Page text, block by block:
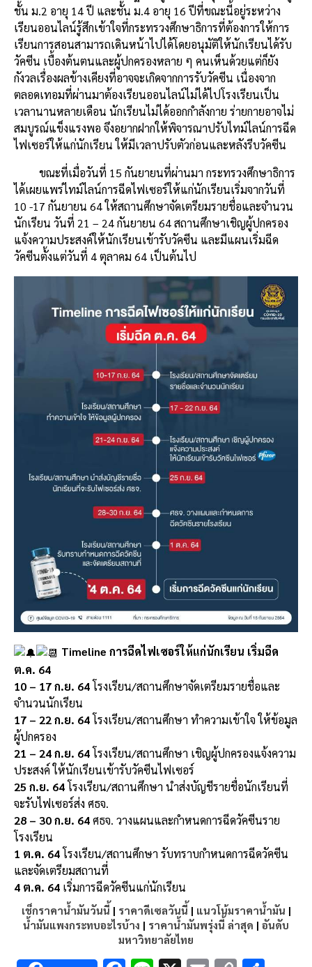
ชั้น ม.2 อายุ 14 ปี และชั้น ม.4 อายุ 16 ปีที่ขณะนี้อยู่ระหว่าง
เรียนออนไลน์รู้สึกเข้าใจที่กระทรวงศึกษาธิการที่ต้องการให้การ
เรียนการสอนสามารถเดินหน้าไปได้โดยอนุมัติให้นักเรียนได้รับ
วัคซีน เบื้องต้นตนและผู้ปกครองหลาย ๆ คนเห็นด้วยแต่ก็ยัง
กังวลเรื่องผลข้างเคียงที่อาจจะเกิดจากการรับวัคซีน เนื่องจาก
ตลอดเทอมที่ผ่านมาต้องเรียนออนไลน์ไม่ได้ไปโรงเรียนเป็น
เวลานานหลายเดือน นักเรียนไม่ได้ออกกำลังกาย ร่ายกายอาจไม่
สมบูรณ์แข็งแรงพอ จึงอยากฝากให้พิจารณาปรับไทม์ไลน์การฉีด
ไฟเซอร์ให้แก่นักเรียน ให้มีเวลาปรับตัวก่อนและหลังรีบวัคซีน
ขณะที่เมื่อวันที่ 15 กันยายนที่ผ่านมา กระทรวงศึกษาธิการ
ได้เผยแพร่ไทม์ไลน์การฉีดไฟเซอร์ให้แก่นักเรียนเริ่มจากวันที่
10 -17 กันยายน 64 ให้สถานศึกษาจัดเตรียมรายชื่อและจำนวน
นักเรียน วันที่ 21 – 24 กันยายน 64 สถานศึกษาเชิญผู้ปกครอง
แจ้งความประสงค์ให้นักเรียนเข้ารับวัคซีน และมีแผนเริ่มฉีด
วัคซีนตั้งแต่วันที่ 4 ตุลาคม 64 เป็นต้นไป
Timeline การฉีดไฟเซอร์ให้แก่นักเรียน เริ่มฉีด
ต.ค. 64
10 – 17 ก.ย. 64โรงเรียน/สถานศึกษาจัดเตรียมรายชื่อและ
จำนวนนักเรียน
17 – 22 ก.ย. 64โรงเรียน/สถานศึกษา ทำความเข้าใจ ให้ข้อมูล
ผู้ปกครอง
21 – 24 ก.ย. 64โรงเรียน/สถานศึกษา เชิญผู้ปกครองแจ้งความ
ประสงค์ ให้นักเรียนเข้ารับวัคซีนไฟเซอร์
25 ก.ย. 64โรงเรียน/สถานศึกษา นำส่งบัญชีรายชื่อนักเรียนที่
จะรับไฟเซอร์ส่ง ศธจ.
28 – 30 ก.ย. 64ศธจ. วางแผนและกำหนดการฉีดวัคซีนราย
โรงเรียน
1 ต.ค. 64โรงเรียน/สถานศึกษา รับทราบกำหนดการฉีดวัคซีน
และจัดเตรียมสถานที่
4 ต.ค. 64 เริ่มการฉีดวัคซีนแก่นักเรียน
เช็กราคาน้ำมันวันนี้ | ราคาดีเซลวันนี้ | แนวโน้มราคาน้ำมัน |
น้ำมันแพงกระทบอะไรบ้าง | ราคาน้ำมันพรุ่งนี้ ล่าสุด | อันดับ
มหาวิทยาลัยไทย